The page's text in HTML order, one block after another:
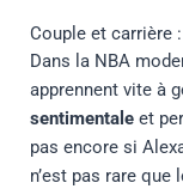
Couple et carrière
Dans la NBA
apprennent vite à
sentimentaleet
pas encore si
n’est pas rare